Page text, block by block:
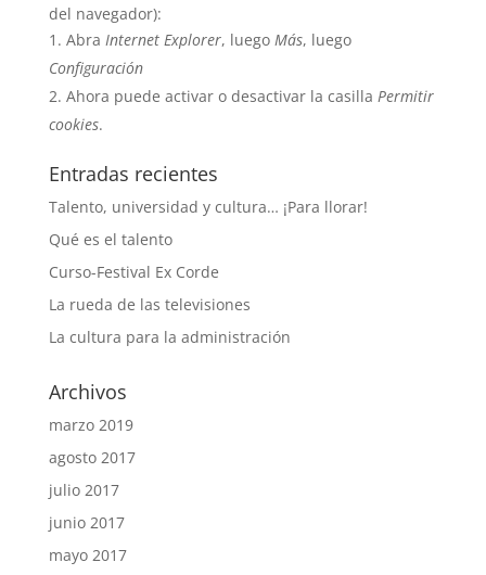
del navegador):
Abra Internet Explorer, luego Más, luego
Configuración
Ahora puede activar o desactivar la casilla Permitir
cookies.
Entradas recientes
Talento, universidad y cultura… ¡Para llorar!
Qué es el talento
Curso-Festival Ex Corde
La rueda de las televisiones
La cultura para la administración
Archivos
marzo 2019
agosto 2017
julio 2017
junio 2017
mayo 2017